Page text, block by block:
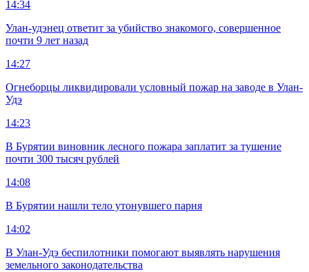
14:34
Улан-удэнец ответит за убийство знакомого, совершенное
почти 9 лет назад
14:27
Огнеборцы ликвидировали условный пожар на заводе в Улан-
Удэ
14:23
В Бурятии виновник лесного пожара заплатит за тушение
почти 300 тысяч рублей
14:08
В Бурятии нашли тело утонувшего парня
14:02
В Улан-Удэ беспилотники помогают выявлять нарушения
земельного законодательства